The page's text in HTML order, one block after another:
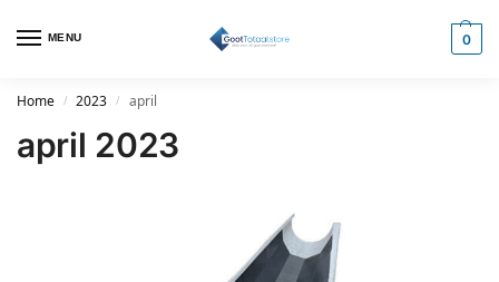
MENU 0
Home / 2023 / april
april 2023